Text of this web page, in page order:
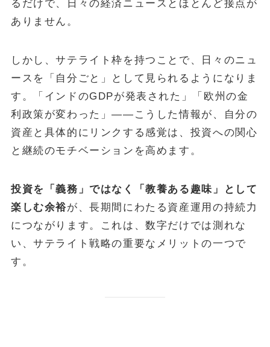
るだけで、日々の経済ニュースとほとんど接点が
ありません。
しかし、サテライト枠を持つことで、日々のニュ
ースを「自分ごと」として見られるようになりま
す。「インドのGDPが発表された」「欧州の金
利政策が変わった」——こうした情報が、自分の
資産と具体的にリンクする感覚は、投資への関心
と継続のモチベーションを高めます。
投資を「義務」ではなく「教養ある趣味」として
楽しむ余裕が、長期間にわたる資産運用の持続力
につながります。これは、数字だけでは測れな
い、サテライト戦略の重要なメリットの一つで
す。